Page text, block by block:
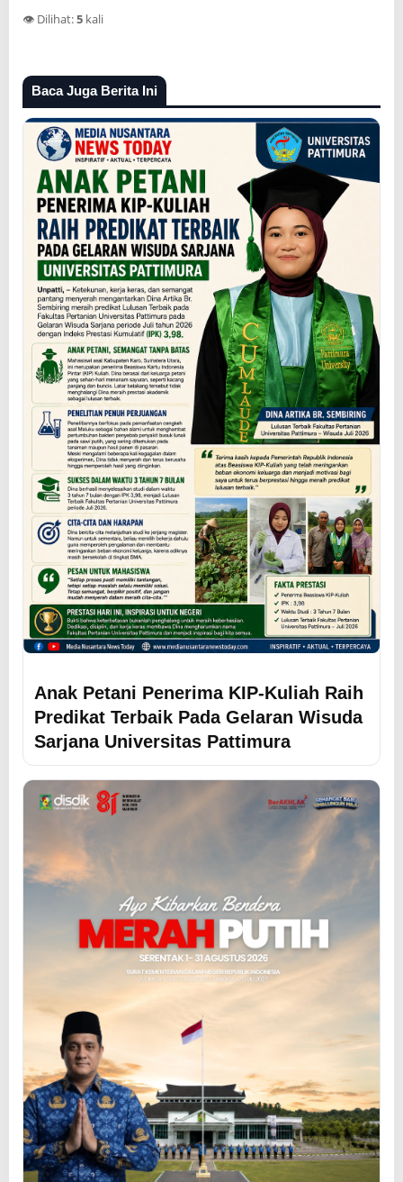
👁️ Dilihat:5 kali
Baca Juga Berita Ini
Anak Petani Penerima KIP-Kuliah Raih
Predikat Terbaik Pada Gelaran Wisuda
Sarjana Universitas Pattimura